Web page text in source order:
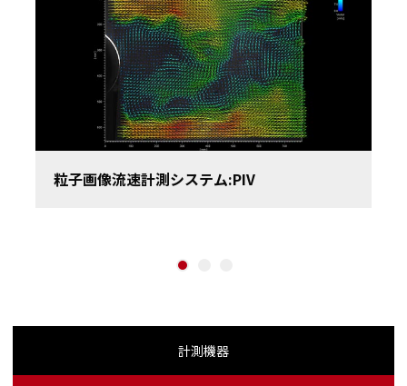
Previous
粒子画像流速計測システム:PIV
計測機器